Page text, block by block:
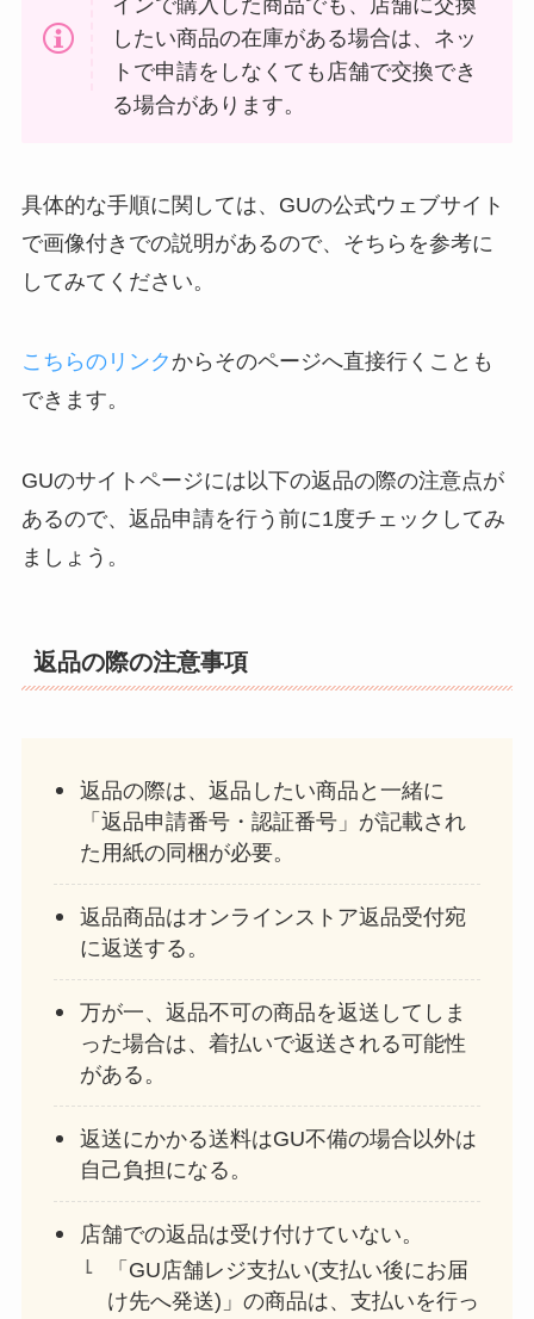
したい商品の在庫がある場合は、ネッ
トで申請をしなくても店舗で交換でき
る場合があります。
具体的な手順に関しては、GUの公式ウェブサイト
で画像付きでの説明があるので、そちらを参考に
してみてください。
こちらのリンク からそのページへ直接行くことも
できます。
GUのサイトページには以下の返品の際の注意点が
あるので、返品申請を行う前に1度チェックしてみ
ましょう。
返品の際の注意事項
返品の際は、返品したい商品と一緒に
「返品申請番号・認証番号」が記載され
た用紙の同梱が必要。
返品商品はオンラインストア返品受付宛
に返送する。
万が一、返品不可の商品を返送してしま
った場合は、着払いで返送される可能性
がある。
返送にかかる送料はGU不備の場合以外は
自己負担になる。
店舗での返品は受け付けていない。
「GU店舗レジ支払い(支払い後にお届
け先へ発送)」の商品は、支払いを行っ